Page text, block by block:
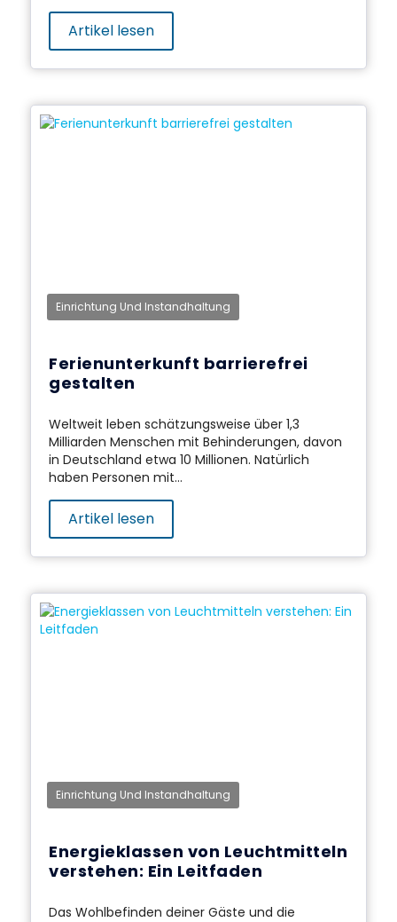
Artikel lesen
Einrichtung Und Instandhaltung
Ferienunterkunft barrierefrei
gestalten
Weltweit leben schätzungsweise über 1,3
Milliarden Menschen mit Behinderungen, davon
in Deutschland etwa 10 Millionen. Natürlich
haben Personen mit...
Artikel lesen
Einrichtung Und Instandhaltung
Energieklassen von Leuchtmitteln
verstehen: Ein Leitfaden
Das Wohlbefinden deiner Gäste und die